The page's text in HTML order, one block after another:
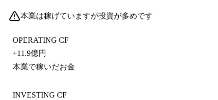
本業は稼げていますが投資が多めです
OPERATING CF
+11.9億円
本業で稼いだお金
INVESTING CF